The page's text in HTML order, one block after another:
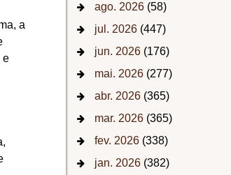
a
e
ago. 2026(58)
jul. 2026(447)
jun. 2026(176)
mai. 2026(277)
abr. 2026(365)
mar. 2026(365)
fev. 2026(338)
jan. 2026(382)